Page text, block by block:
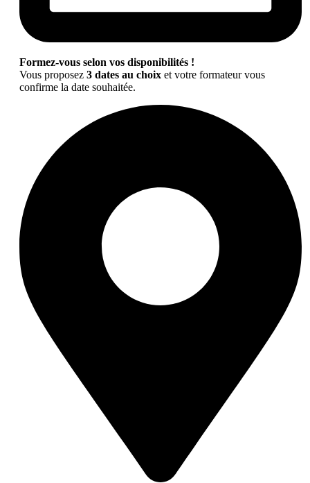
Formez-vous selon vos disponibilités !
Vous proposez 3 dates au choix et votre formateur vous
confirme la date souhaitée.